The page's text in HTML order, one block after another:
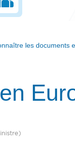
les documents